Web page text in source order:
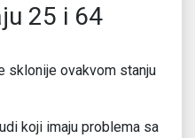
25 i 64
sklonije ovakvom stanju
koji imaju problema sa